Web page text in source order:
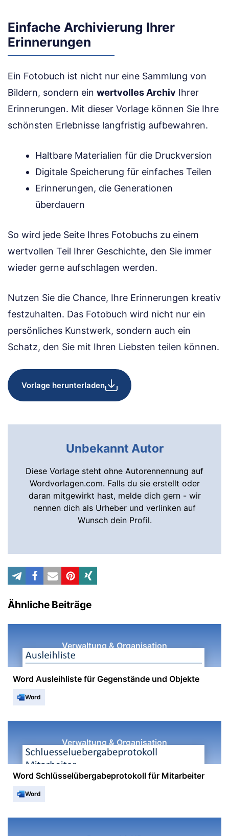
Einfache Archivierung Ihrer
Erinnerungen
Ein Fotobuch ist nicht nur eine Sammlung von
Bildern, sondern ein wertvolles Archiv Ihrer
Erinnerungen. Mit dieser Vorlage können Sie Ihre
schönsten Erlebnisse langfristig aufbewahren.
Haltbare Materialien für die Druckversion
Digitale Speicherung für einfaches Teilen
Erinnerungen, die Generationen
überdauern
So wird jede Seite Ihres Fotobuchs zu einem
wertvollen Teil Ihrer Geschichte, den Sie immer
wieder gerne aufschlagen werden.
Nutzen Sie die Chance, Ihre Erinnerungen kreativ
festzuhalten. Das Fotobuch wird nicht nur ein
persönliches Kunstwerk, sondern auch ein
Schatz, den Sie mit Ihren Liebsten teilen können.
Vorlage herunterladen
Unbekannt Autor
Diese Vorlage steht ohne Autorennennung auf
Wordvorlagen.com. Falls du sie erstellt oder
daran mitgewirkt hast, melde dich gern - wir
nennen dich als Urheber und verlinken auf
Wunsch dein Profil.
Ähnliche Beiträge
Verwaltung & Organisation
Word Ausleihliste für Gegenstände und Objekte
Word
Verwaltung & Organisation
Word Schlüsselübergabeprotokoll für Mitarbeiter
Word